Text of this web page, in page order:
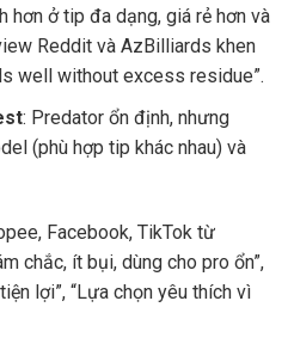
hơn ở tip đa dạng, giá rẻ hơn và
Reddit và AzBilliards khen
well without excess residue”.
: Predator ổn định, nhưng
(phù hợp tip khác nhau) và
Facebook, TikTok từ
chắc, ít bụi, dùng cho pro ổn”,
lợi”, “Lựa chọn yêu thích vì